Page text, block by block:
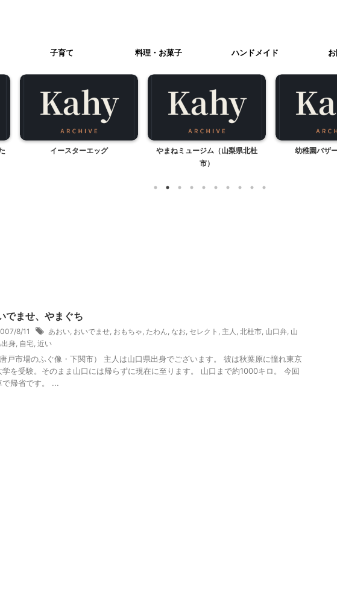
子育て 料理・お菓子 ハンドメイド
イースターエッグ
やまねミュージム（山梨県北杜
市）
幼稚園バザ
でませ、やまぐち
8/11 あおい おいでませ おもちゃ たわん なお セレクト 主人 北杜市 山口弁 山
身 自宅 近い
戸市場のふぐ像・下関市） 主人は山口県出身でございます。 彼は秋葉原に憧れ東京
学を受験。そのまま山口には帰らずに現在に至ります。 山口まで約1000キロ。 今回
で帰省です。 ...